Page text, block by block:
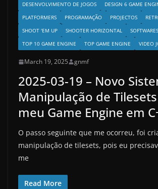
DESENVOLVIMENTO DE JOGOS DESIGN 6 GAME
PLATFORMERS
PROGRAMAÇÃO PROJECTOS
SHOOT 'EM UP
SHOOTER HORIZONTAL SOFTWARES
TOP 10 GAME ENGINE
TOP GAME ENGINE VIDEO
March 19, 2025 gnmf
2025-03-19 – Novo
Manipulação de
meu Game Engine em
O passo seguinte que me ocorreu, foi
manipulação de tilesets, pois eu
me
Read More